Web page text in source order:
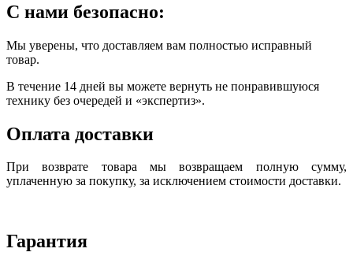
С нами безопасно:
Мы уверены, что доставляем вам полностью исправный
товар.
В течение 14 дней вы можете вернуть не понравившуюся
технику без очередей и «экспертиз».
Оплата доставки
При возврате товара мы возвращаем полную сумму,
уплаченную за покупку, за исключением стоимости доставки.
Гарантия